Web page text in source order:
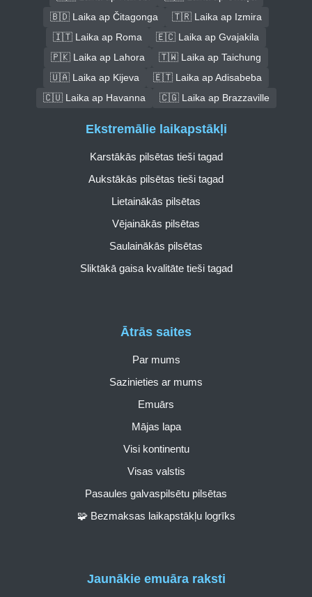
🇧🇩 Laika ap Čitagonga
🇹🇷 Laika ap Izmira
🇮🇹 Laika ap Roma
🇪🇨 Laika ap Gvajakila
🇵🇰 Laika ap Lahora
🇹🇼 Laika ap Taichung
🇺🇦 Laika ap Kijeva
🇪🇹 Laika ap Adisabeba
🇨🇺 Laika ap Havanna
🇨🇬 Laika ap Brazzaville
Ātrās saites
Par mums
Sazinieties ar mums
Emuārs
Mājas lapa
Visi kontinentu
Visas valstis
Pasaules galvaspilsētu pilsētas
🧩 Bezmaksas laikapstākļu logrīks
Ekstremālie laikapstākļi
Karstākās pilsētas tieši tagad
Aukstākās pilsētas tieši tagad
Lietainākās pilsētas
Vējainākās pilsētas
Saulainākās pilsētas
Sliktākā gaisa kvalitāte tieši tagad
Jaunākie emuāra raksti